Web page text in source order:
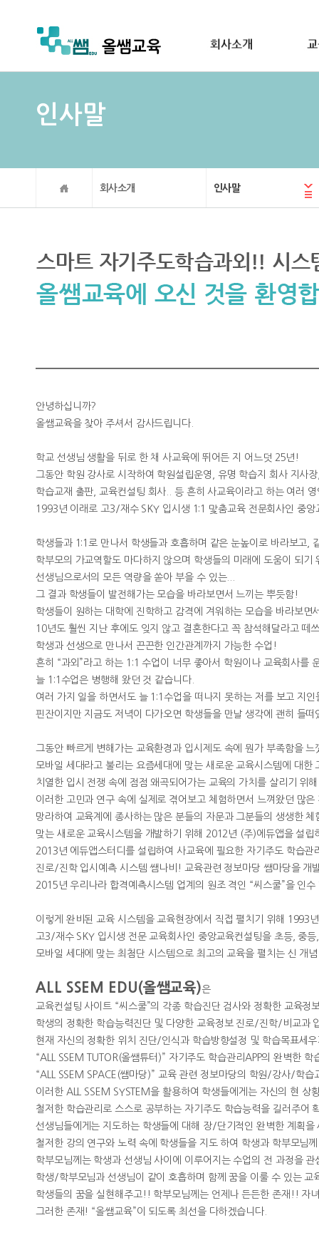
인사말
회사소개 인사말
안녕하십니까?
올쌤교육을 찾아 주셔서 감사드립니다.
학교 선생님 생활을 뒤로 한 채 사교육에 뛰어든 지 어느덧 25년!
그동안 학원 강사로 시작하여 학원설립운영, 유명 학습지 회사 지사
학습교재 출판, 교육컨설팅 회사.. 등 흔히 사교육이라고 하는 여러
1993년 이래로 고3/재수 SKY 입시생 1:1 맟춤교육 전문회사인 중앙
학생들과 1:1로 만나서 학생들과 호흡하며 같은 눈높이로 바라보고,
학부모의 가교역할도 마다하지 않으며 학생들의 미래에 도움이 되기
선생님으로서의 모든 역량을 쏟아 부을 수 있는...
그 결과 학생들이 발전해가는 모습을 바라보면서 느끼는 뿌듯함!
학생들이 원하는 대학에 진학하고 감격에 겨워하는 모습을 바라보면
10년도 훨씬 지난 후에도 잊지 않고 결혼한다고 꼭 참석해달라고 떼
학생과 선생으로 만나서 끈끈한 인간관계까지 가능한 수업!
흔히 “과외”라고 하는 1:1 수업이 너무 좋아서 학원이나 교육회사를
늘 1:1수업은 병행해 왔던 것 같습니다.
여러 가지 일을 하면서도 늘 1:1수업을 떠나지 못하는 저를 보고 지인
핀잔이지만 지금도 저녁이 다가오면 학생들을 만날 생각에 괜히 들
그동안 빠르게 변해가는 교육환경과 입시제도 속에 뭔가 부족함을
모바일 세대라고 불리는 요즘세대에 맞는 새로운 교육시스템에 대한
치열한 입시 전쟁 속에 점점 왜곡되어가는 교육의 가치를 살리기 위
이러한 고민과 연구 속에 실제로 겪어보고 체험하면서 느껴왔던 많
망라하여 교육계에 종사하는 많은 분들의 자문과 그분들의 생생한
맞는 새로운 교육시스템을 개발하기 위해 2012년 (주)에듀앱을 설립
2013년 에듀앱스터디를 설립하여 사교육에 필요한 자기주도 학습관
진로/진학 입시예측 시스템 쌤나비! 교육관련 정보마당 쌤마당을 개
2015년 우리나라 합격예측시스템 업계의 원조 격인 “씨스쿨”을 인
이렇게 완비된 교육 시스템을 교육현장에서 직접 펼치기 위해 1993
고3/재수 SKY 입시생 전문 교육회사인 중앙교육컨설팅을 초등, 중
모바일 세대에 맞는 최첨단 시스템으로 최고의 교육을 펼치는 신 개
ALL SSEM EDU(올쌤교육)은
교육컨설팅 사이트 “씨스쿨”의 각종 학습진단 검사와 정확한 교육정
학생의 정확한 학습능력진단 및 다양한 교육정보 진로/진학/비교과
현재 자신의 정확한 위치 진단/인식과 학습방향설정 및 학습목표세
“ALL SSEM TUTOR(올쌤튜터)” 자기주도 학습관리APP의 완벽한
“ALL SSEM SPACE(쌤마당)” 교육 관련 정보마당의 학원/강사/학
이러한 ALL SSEM SYSTEM을 활용하여 학생들에게는 자신의 현
철저한 학습관리로 스스로 공부하는 자기주도 학습능력을 길러주어
선생님들에게는 지도하는 학생들에 대해 장/단기적인 완벽한 계획을
철저한 강의 연구와 노력 속에 학생들을 지도 하여 학생과 학부모님
학부모님께는 학생과 선생님 사이에 이루어지는 수업의 전 과정을
학생/학부모님과 선생님이 같이 호흡하며 함께 꿈을 이룰 수 있는 교
학생들의 꿈을 실현해주고!! 학부모님께는 언제나 든든한 존재!!
그러한 존재! “올쌤교육”이 되도록 최선을 다하겠습니다.